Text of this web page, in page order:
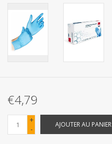
Matériel d'emballage
Fournitures de bureau
Produits Covid-19
Confiserie Saint-Nicolas
€4,79
+
-
AJOUTER AU PANIER